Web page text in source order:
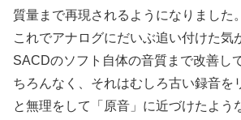
質量まで再現されるようになりました。
これでアナログにだいぶ追い付けた気
SACDのソフト自体の音質まで改善し
ちろんなく、それはむしろ古い録音を
と無理をして「原音」に近づけたよう